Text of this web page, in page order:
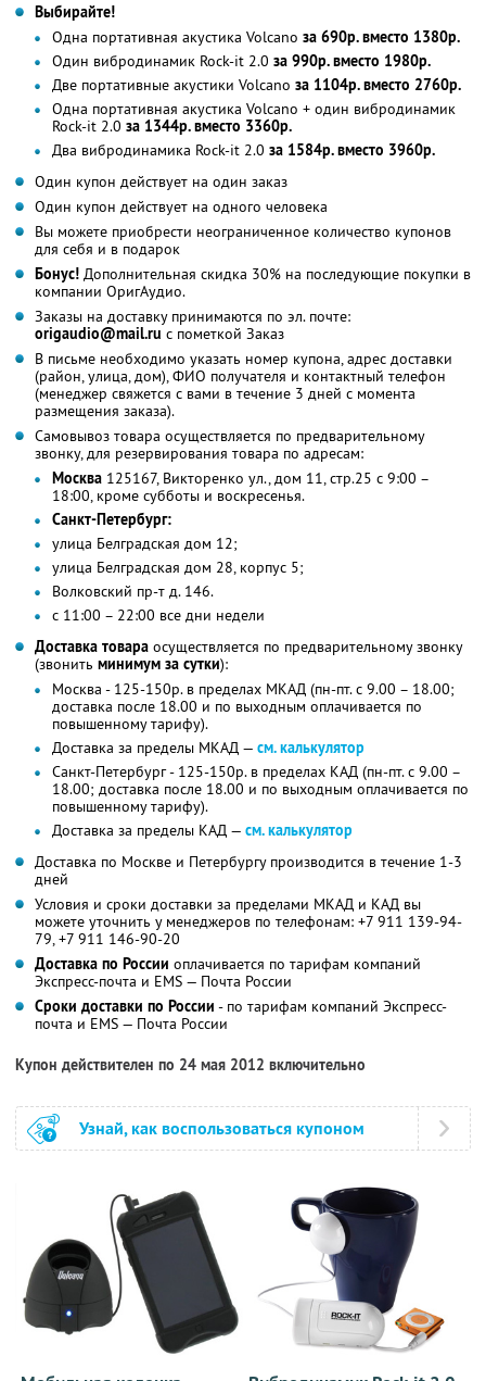
Выбирайте!
Одна портативная акустика Volcano за 690р. вместо 1380р.
Один вибродинамик Rock-it 2.0 за 990р. вместо 1980р.
Две портативные акустики Volcano за 1104р. вместо 2760р.
Одна портативная акустика Volcano + один вибродинамик
Rock-it 2.0 за 1344р. вместо 3360р.
Два вибродинамика Rock-it 2.0 за 1584р. вместо 3960р.
Один купон действует на один заказ
Один купон действует на одного человека
Вы можете приобрести неограниченное количество купонов
для себя и в подарок
Бонус! Дополнительная скидка 30% на последующие покупки в
компании ОригАудио.
Заказы на доставку принимаются по эл. почте:
origaudio@mail.ru с пометкой Заказ
В письме необходимо указать номер купона, адрес доставки
(район, улица, дом), ФИО получателя и контактный телефон
(менеджер свяжется с вами в течение 3 дней с момента
размещения заказа).
Самовывоз товара осуществляется по предварительному
звонку, для резервирования товара по адресам:
Москва 125167, Викторенко ул., дом 11, стр.25 с 9:00 –
18:00, кроме субботы и воскресенья.
Санкт-Петербург:
улица Белградская дом 12;
улица Белградская дом 28, корпус 5;
Волковский пр-т д. 146.
с 11:00 – 22:00 все дни недели
Доставка товара осуществляется по предварительному звонку
(звонить минимум за сутки):
Москва - 125-150р. в пределах МКАД (пн-пт. с 9.00 – 18.00;
доставка после 18.00 и по выходным оплачивается по
повышенному тарифу).
Доставка за пределы МКАД — см. калькулятор
Санкт-Петербург - 125-150р. в пределах КАД (пн-пт. с 9.00 –
18.00; доставка после 18.00 и по выходным оплачивается по
повышенному тарифу).
Доставка за пределы КАД — см. калькулятор
Доставка по Москве и Петербургу производится в течение 1-3
дней
Условия и сроки доставки за пределами МКАД и КАД вы
можете уточнить у менеджеров по телефонам: +7 911 139-94-
79, +7 911 146-90-20
Доставка по России оплачивается по тарифам компаний
Экспресс-почта и EMS — Почта России
Сроки доставки по России - по тарифам компаний Экспресс-
почта и EMS — Почта России
Купон действителен по 24 мая 2012 включительно
Узнай, как воспользоваться купоном